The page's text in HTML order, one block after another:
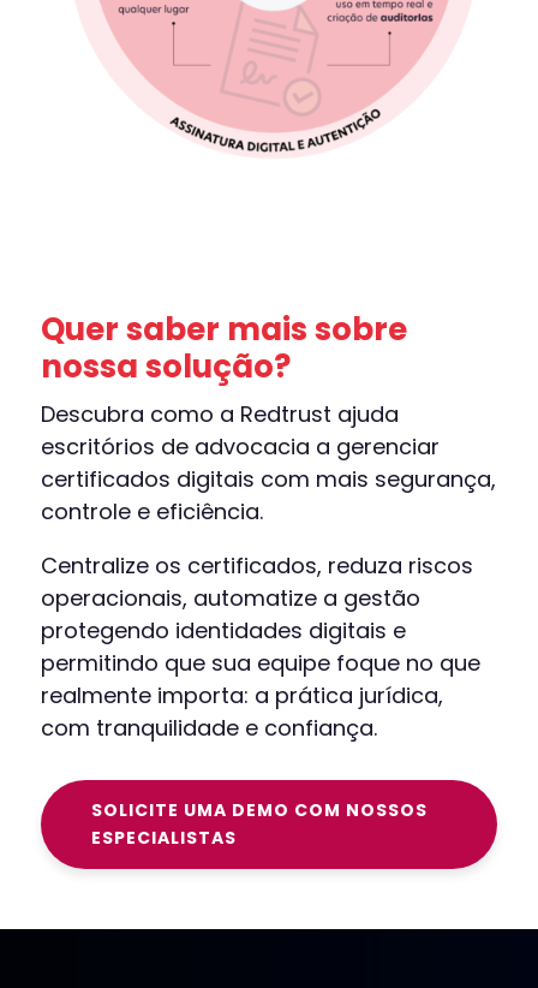
Quer saber mais sobre
nossa solução?
Descubra como a Redtrust ajuda
escritórios de advocacia a gerenciar
certificados digitais com mais segurança,
controle e eficiência.
Centralize os certificados, reduza riscos
operacionais, automatize a gestão
protegendo identidades digitais e
permitindo que sua equipe foque no que
realmente importa: a prática jurídica,
com tranquilidade e confiança.
SOLICITE UMA DEMO COM NOSSOS
ESPECIALISTAS